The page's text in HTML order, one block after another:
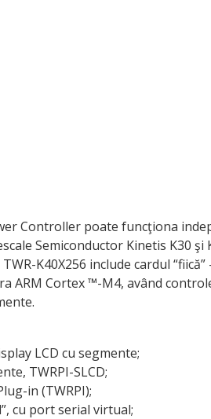
Controller poate funcţiona
Semiconductor Kinetis K30 şi
K40X256 include cardul
ARM Cortex ™-M4, având
LCD cu segmente;
TWRPI-SLCD;
in (TWRPI);
cu port serial virtual;